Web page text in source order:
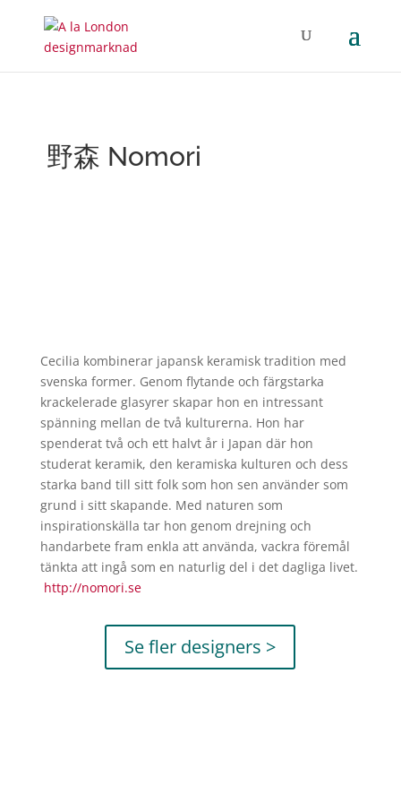
野森 Nomori
Cecilia kombinerar japansk keramisk tradition med
svenska former. Genom flytande och färgstarka
krackelerade glasyrer skapar hon en intressant
spänning mellan de två kulturerna. Hon har
spenderat två och ett halvt år i Japan där hon
studerat keramik, den keramiska kulturen och dess
starka band till sitt folk som hon sen använder som
grund i sitt skapande. Med naturen som
inspirationskälla tar hon genom drejning och
handarbete fram enkla att använda, vackra föremål
tänkta att ingå som en naturlig del i det dagliga livet.
http://nomori.se
Se fler designers >